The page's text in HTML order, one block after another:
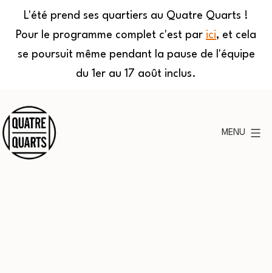
L'été prend ses quartiers au Quatre Quarts !
Pour le programme complet c'est par ici, et cela
se poursuit même pendant la pause de l'équipe
du 1er au 17 août inclus.
au
contenu
MENU